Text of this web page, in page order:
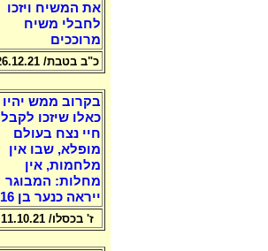
את המשיח ויזכו
לחבלי משיח
מרוככים
כ"ב בטבת/ 26.12.21
בקרוב ממש יהיו
כאלו שיזכו לקבל
חיי נצח בעולם
מופלא, שבו אין
מלחמות, אין
מחלות: המבוגר
ייראה כנער בן 16
ז' בכסלו/ 11.10.21